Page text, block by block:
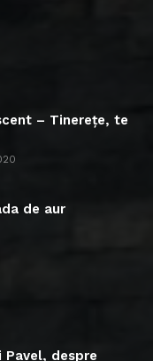
– Tinerețe, te
de aur
despre